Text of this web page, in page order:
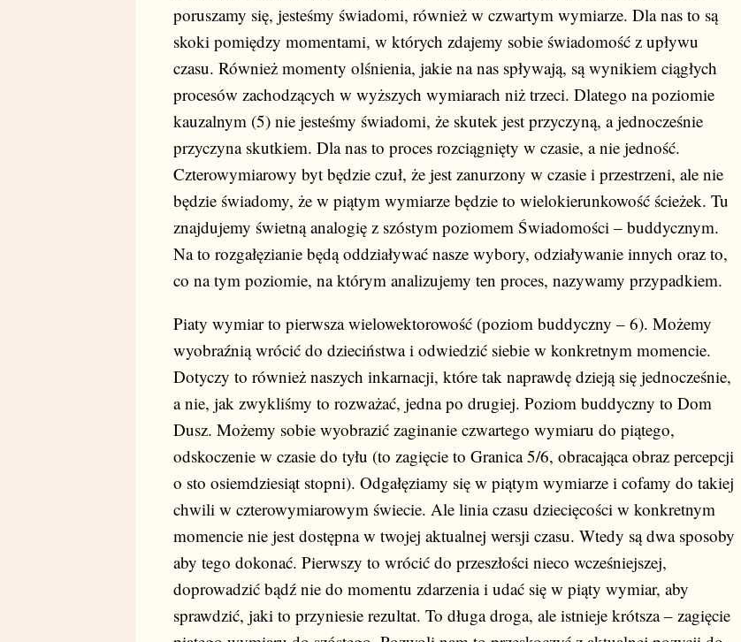
poruszamy się, jesteśmy świadomi, również w czwartym wymiarze. Dla nas to są
skoki pomiędzy momentami, w których zdajemy sobie świadomość z upływu
czasu. Również momenty olśnienia, jakie na nas spływają, są wynikiem ciągłych
procesów zachodzących w wyższych wymiarach niż trzeci. Dlatego na poziomie
kauzalnym (5) nie jesteśmy świadomi, że skutek jest przyczyną, a jednocześnie
przyczyna skutkiem. Dla nas to proces rozciągnięty w czasie, a nie jedność.
Czterowymiarowy byt będzie czuł, że jest zanurzony w czasie i przestrzeni, ale nie
będzie świadomy, że w piątym wymiarze będzie to wielokierunkowość ścieżek. Tu
znajdujemy świetną analogię z szóstym poziomem Świadomości – buddycznym.
Na to rozgałęzianie będą oddziaływać nasze wybory, odziaływanie innych oraz to,
co na tym poziomie, na którym analizujemy ten proces, nazywamy przypadkiem.
Piaty wymiar to pierwsza wielowektorowość (poziom buddyczny – 6). Możemy
wyobraźnią wrócić do dzieciństwa i odwiedzić siebie w konkretnym momencie.
Dotyczy to również naszych inkarnacji, które tak naprawdę dzieją się jednocześnie,
a nie, jak zwykliśmy to rozważać, jedna po drugiej. Poziom buddyczny to Dom
Dusz. Możemy sobie wyobrazić zaginanie czwartego wymiaru do piątego,
odskoczenie w czasie do tyłu (to zagięcie to Granica 5/6, obracająca obraz percepcji
o sto osiemdziesiąt stopni). Odgałęziamy się w piątym wymiarze i cofamy do takiej
chwili w czterowymiarowym świecie. Ale linia czasu dziecięcości w konkretnym
momencie nie jest dostępna w twojej aktualnej wersji czasu. Wtedy są dwa sposoby
aby tego dokonać. Pierwszy to wrócić do przeszłości nieco wcześniejszej,
doprowadzić bądź nie do momentu zdarzenia i udać się w piąty wymiar, aby
sprawdzić, jaki to przyniesie rezultat. To długa droga, ale istnieje krótsza – zagięcie